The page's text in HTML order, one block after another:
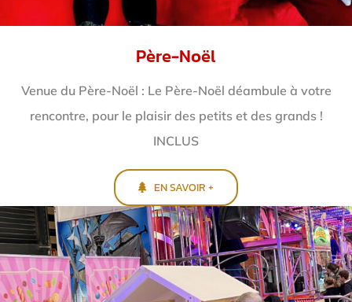
Père-Noël
Venue du Père-Noël : Le Père-Noël déambule à votre
rencontre, pour le plaisir des petits et des grands !
INCLUS
EN SAVOIR +